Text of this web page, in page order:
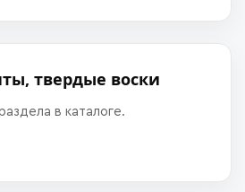
твердые воски
в каталоге.